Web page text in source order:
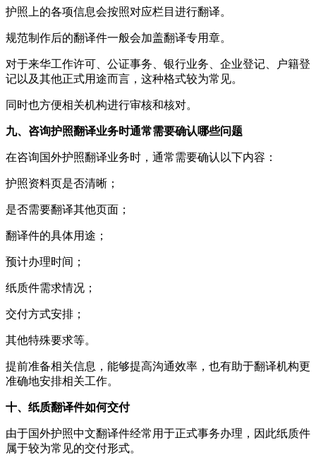
护照上的各项信息会按照对应栏目进行翻译。
规范制作后的翻译件一般会加盖翻译专用章。
对于来华工作许可、公证事务、银行业务、企业登记、户籍登
记以及其他正式用途而言，这种格式较为常见。
同时也方便相关机构进行审核和核对。
九、咨询护照翻译业务时通常需要确认哪些问题
在咨询国外护照翻译业务时，通常需要确认以下内容：
护照资料页是否清晰；
是否需要翻译其他页面；
翻译件的具体用途；
预计办理时间；
纸质件需求情况；
交付方式安排；
其他特殊要求等。
提前准备相关信息，能够提高沟通效率，也有助于翻译机构更
准确地安排相关工作。
十、纸质翻译件如何交付
由于国外护照中文翻译件经常用于正式事务办理，因此纸质件
属于较为常见的交付形式。